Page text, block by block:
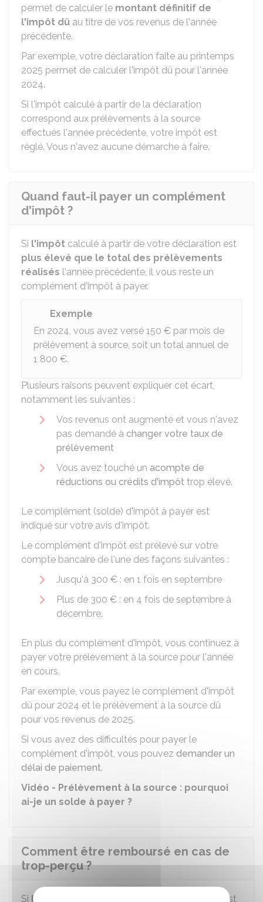
permet de calculer le montant définitif de
l'impôt dû au titre de vos revenus de l'année
précédente.
Par exemple, votre déclaration faite au printemps
2025 permet de calculer l'impôt dû pour l'année
2024.
Si l'impôt calculé à partir de la déclaration
correspond aux prélèvements à la source
effectués l'année précédente, votre impôt est
réglé. Vous n'avez aucune démarche à faire.
Quand faut-il payer un complément
d'impôt ?
Si l'impôt calculé à partir de votre déclaration est
plus élevé que le total des prélèvements
réalisés l'année précédente, il vous reste un
complément d'impôt à payer.
Exemple
En 2024, vous avez versé 150 € par mois de
prélèvement à source, soit un total annuel de
1 800 €.
Plusieurs raisons peuvent expliquer cet écart,
notamment les suivantes :
Vos revenus ont augmenté et vous n'avez
pas demandé à changer votre taux de
prélèvement
Vous avez touché un acompte de
réductions ou crédits d'impôt trop élevé.
Le complément (solde) d'impôt à payer est
indiqué sur votre avis d'impôt.
Le complément d'impôt est prélevé sur votre
compte bancaire de l'une des façons suivantes :
Jusqu'à 300 € : en 1 fois en septembre
Plus de 300 € : en 4 fois de septembre à
décembre.
En plus du complément d'impôt, vous continuez à
payer votre prélèvement à la source pour l'année
en cours.
Par exemple, vous payez le complément d'impôt
dû pour 2024 et le prélèvement à la source dû
pour vos revenus de 2025.
Si vous avez des difficultés pour payer le
complément d'impôt, vous pouvez demander un
délai de paiement.
Vidéo - Prélèvement à la source : pourquoi
ai-je un solde à payer ?
Comment être remboursé en cas de
trop-perçu ?
Si l'impôt calculé à partir de votre déclaration est